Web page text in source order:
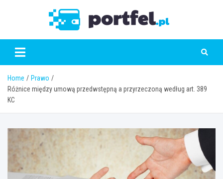
Home
Prawo
Różnice między umową przedwstępną a przyrzeczoną według art. 389
KC